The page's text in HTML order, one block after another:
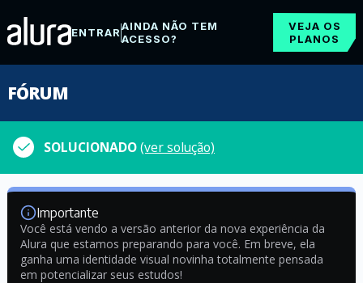
ENTRARAINDA NÃO TEM
ACESSO?
VEJA OS
PLANOS
FÓRUM
SOLUCIONADO(ver solução)
Importante
Você está vendo a versão anterior da nova experiência da
Alura que estamos preparando para você. Em breve, ela
ganha uma identidade visual novinha totalmente pensada
em potencializar seus estudos!